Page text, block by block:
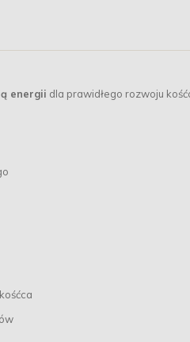
energii dla prawidłego rozwoju